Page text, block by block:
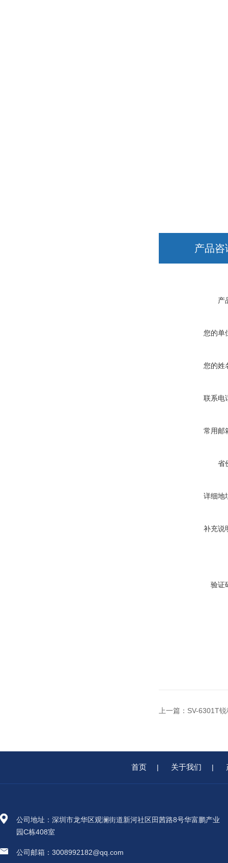
产品咨
产
您的单
您的姓
联系电
常用邮
省
详细地
补充说
验证
上一篇： SV-6301T
首页 | 关于我们 |
公司地址：深圳市龙华区观澜街道新河社区田茜路8号华富鹏产业
园C栋408室
公司邮箱：3008992182@qq.com